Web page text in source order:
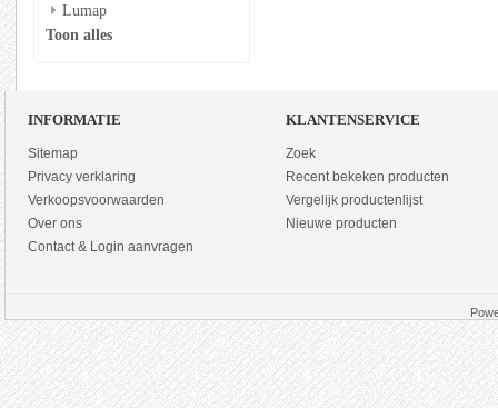
Lumap
Toon alles
INFORMATIE
Sitemap
Privacy verklaring
Verkoopsvoorwaarden
Over ons
Contact & Login aanvragen
KLANTENSERVICE
Zoek
Recent bekeken producten
Vergelijk productenlijst
Nieuwe producten